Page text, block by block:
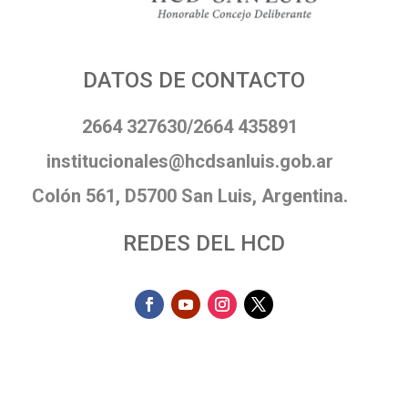
DATOS DE CONTACTO
2664 327630/2664 435891
institucionales@hcdsanluis.gob.ar
Colón 561, D5700 San Luis, Argentina.
REDES DEL HCD